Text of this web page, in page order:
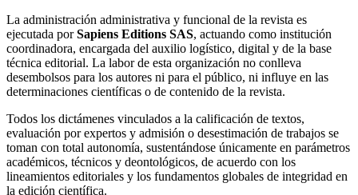
La administración administrativa y funcional de la revista es
ejecutada porSapiens Editions SAS, actuando como institución
coordinadora, encargada del auxilio logístico, digital y de la base
técnica editorial. La labor de esta organización no conlleva
desembolsos para los autores ni para el público, ni influye en las
determinaciones científicas o de contenido de la revista.
Todos los dictámenes vinculados a la calificación de textos,
evaluación por expertos y admisión o desestimación de trabajos se
toman con total autonomía, sustentándose únicamente en parámetros
académicos, técnicos y deontológicos, de acuerdo con los
lineamientos editoriales y los fundamentos globales de integridad en
la edición científica.